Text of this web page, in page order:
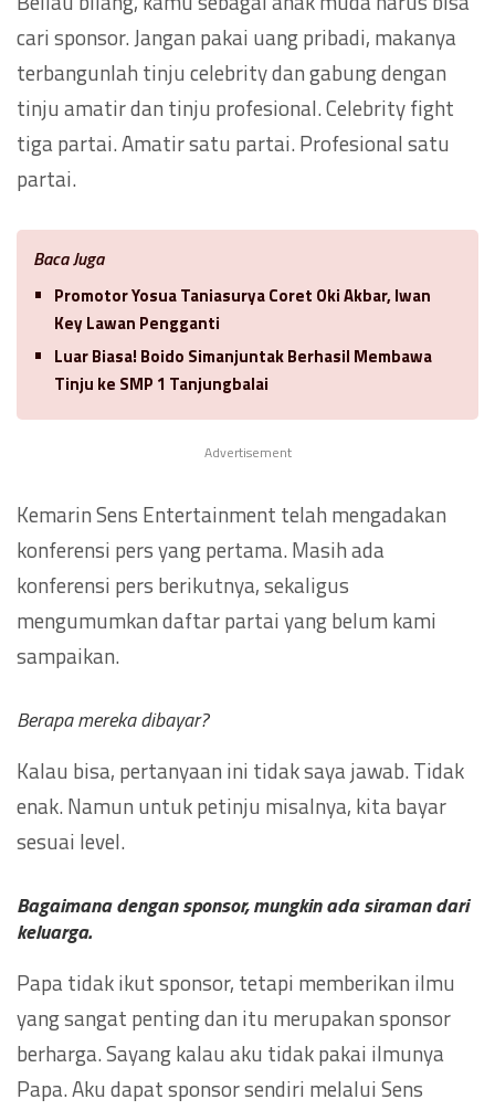
cari sponsor. Jangan pakai uang pribadi, makanya
terbangunlah tinju celebrity dan gabung dengan
tinju amatir dan tinju profesional. Celebrity fight
tiga partai. Amatir satu partai. Profesional satu
partai.
Baca Juga
Promotor Yosua Taniasurya Coret Oki Akbar, Iwan
Key Lawan Pengganti
Luar Biasa! Boido Simanjuntak Berhasil Membawa
Tinju ke SMP 1 Tanjungbalai
Advertisement
Kemarin Sens Entertainment telah mengadakan
konferensi pers yang pertama. Masih ada
konferensi pers berikutnya, sekaligus
mengumumkan daftar partai yang belum kami
sampaikan.
Berapa mereka dibayar?
Kalau bisa, pertanyaan ini tidak saya jawab. Tidak
enak. Namun untuk petinju misalnya, kita bayar
sesuai level.
Bagaimana dengan sponsor, mungkin ada siraman dari
keluarga.
Papa tidak ikut sponsor, tetapi memberikan ilmu
yang sangat penting dan itu merupakan sponsor
berharga. Sayang kalau aku tidak pakai ilmunya
Papa. Aku dapat sponsor sendiri melalui Sens